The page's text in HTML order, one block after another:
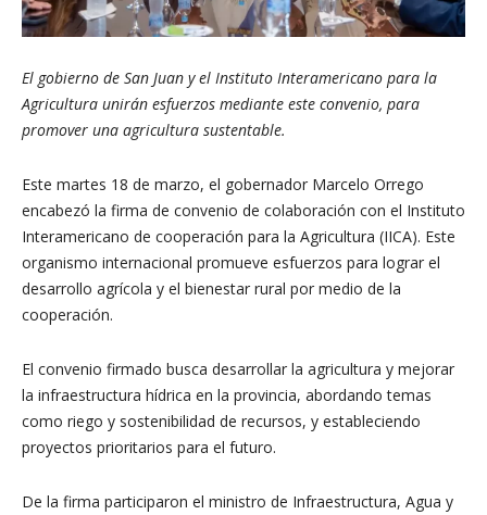
El gobierno de San Juan y el Instituto Interamericano para la
Agricultura unirán esfuerzos mediante este convenio, para
promover una agricultura sustentable.
Este martes 18 de marzo, el gobernador Marcelo Orrego
encabezó la firma de convenio de colaboración con el Instituto
Interamericano de cooperación para la Agricultura (IICA). Este
organismo internacional promueve esfuerzos para lograr el
desarrollo agrícola y el bienestar rural por medio de la
cooperación.
El convenio firmado busca desarrollar la agricultura y mejorar
la infraestructura hídrica en la provincia, abordando temas
como riego y sostenibilidad de recursos, y estableciendo
proyectos prioritarios para el futuro.
De la firma participaron el ministro de Infraestructura, Agua y